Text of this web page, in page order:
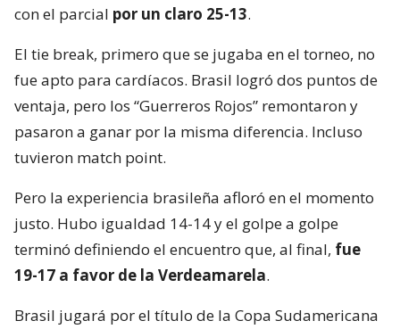
con el parcial por un claro 25-13.
El tie break, primero que se jugaba en el torneo, no
fue apto para cardíacos. Brasil logró dos puntos de
ventaja, pero los “Guerreros Rojos” remontaron y
pasaron a ganar por la misma diferencia. Incluso
tuvieron match point.
Pero la experiencia brasileña afloró en el momento
justo. Hubo igualdad 14-14 y el golpe a golpe
terminó definiendo el encuentro que, al final, fue
19-17 a favor de la Verdeamarela.
Brasil jugará por el título de la Copa Sudamericana